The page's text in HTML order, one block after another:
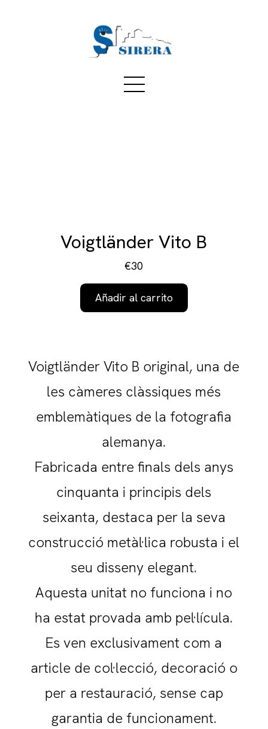
Voigtländer Vito B
€30
Añadir al carrito
Voigtländer Vito B original, una de
les càmeres clàssiques més
emblemàtiques de la fotografia
alemanya.
Fabricada entre finals dels anys
cinquanta i principis dels
seixanta, destaca per la seva
construcció metàl·lica robusta i el
seu disseny elegant.
Aquesta unitat no funciona i no
ha estat provada amb pel·lícula.
Es ven exclusivament com a
article de col·lecció, decoració o
per a restauració, sense cap
garantia de funcionament.